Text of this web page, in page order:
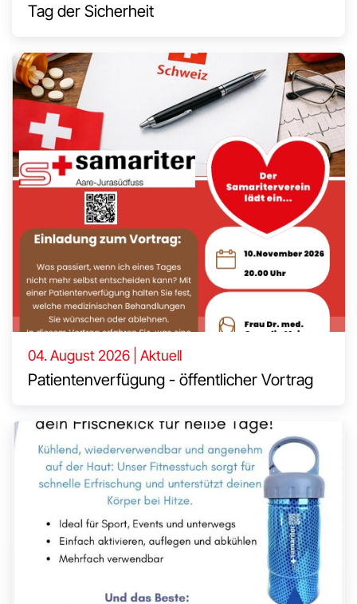
Tag der Sicherheit
04. August 2026 | Aktuell
Patientenverfügung - öffentlicher Vortrag